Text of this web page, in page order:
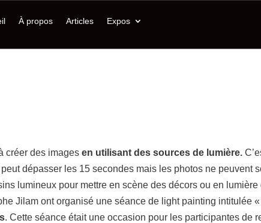
À propos Articles Expos
créer des images en utilisant des sources de lumière.
dépasser les 15 secondes mais les photos ne peuvent
lumineux pour mettre en scène des décors ou en lumière
Jilam ont organisé une séance de light painting intitulée
. Cette séance était une occasion pour les participantes de